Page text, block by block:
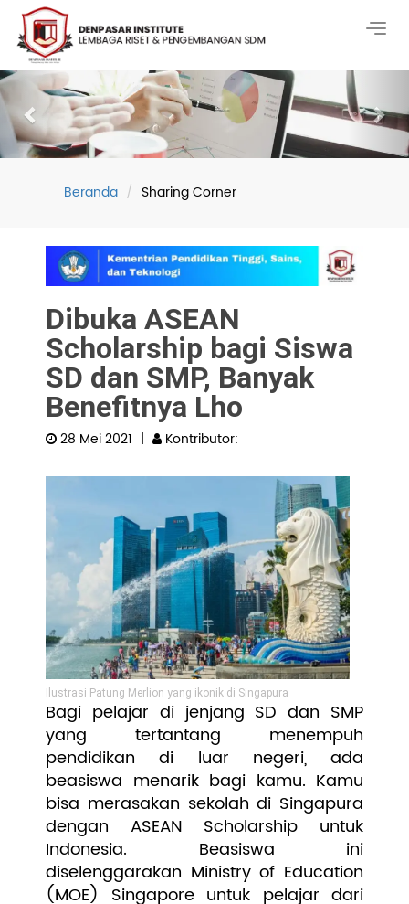
Previous
Beranda Sharing Corner
Dibuka ASEAN
Scholarship bagi Siswa
SD dan SMP, Banyak
Benefitnya Lho
28 Mei 2021 | Kontributor:
Ilustrasi Patung Merlion yang ikonik di Singapura
Bagi pelajar di jenjang SD dan SMP
yang tertantang menempuh
pendidikan di luar negeri, ada
beasiswa menarik bagi kamu. Kamu
bisa merasakan sekolah di Singapura
dengan ASEAN Scholarship untuk
Indonesia. Beasiswa ini
diselenggarakan Ministry of Education
(MOE) Singapore untuk pelajar dari